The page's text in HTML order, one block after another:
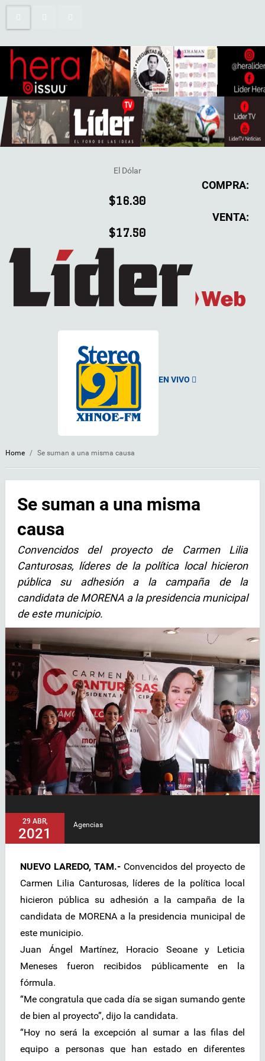
El Dólar
COMPRA:
$16.30
VENTA:
$17.50
EN VIVO
Home / Se suman a una misma causa
Se suman a una misma
causa
Convencidos del proyecto de Carmen Lilia
Canturosas, líderes de la política local hicieron
pública su adhesión a la campaña de la
candidata de MORENA a la presidencia municipal
de este municipio.
29 ABR,
2021
Agencias
NUEVO LAREDO, TAM.- Convencidos del proyecto de
Carmen Lilia Canturosas, líderes de la política local
hicieron pública su adhesión a la campaña de la
candidata de MORENA a la presidencia municipal de
este municipio.
Juan Ángel Martínez, Horacio Seoane y Leticia
Meneses fueron recibidos públicamente en la
fórmula.
“Me congratula que cada día se sigan sumando gente
de bien al proyecto”, dijo la candidata.
“Hoy no será la excepción al sumar a las filas del
equipo a personas que han estado en diferentes